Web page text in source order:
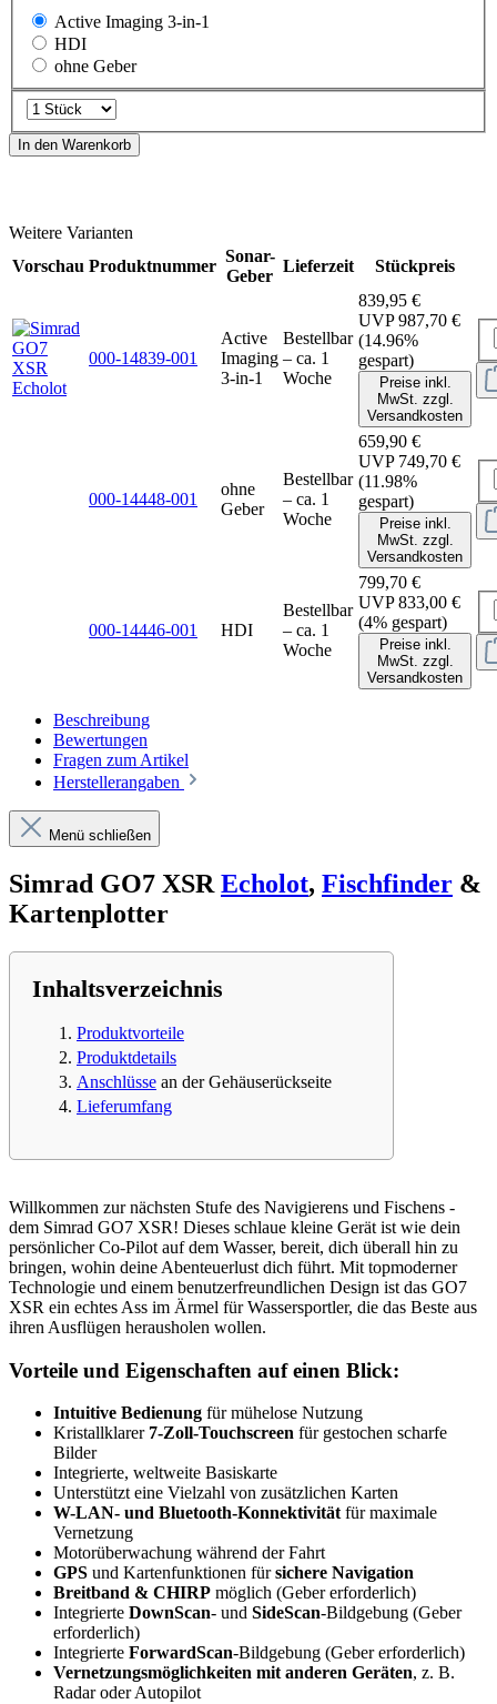
Active Imaging 3-in-1
HDI
ohne Geber
In den Warenkorb
Weitere Varianten
Vorschau Produktnummer
Sonar-
Geber
Lieferzeit Stückpreis
000-14839-001
Active
Imaging
3-in-1
Bestellbar
– ca. 1
Woche
839,95 €
UVP987,70 €
(14.96%
gespart)
Preise inkl.
MwSt. zzgl.
Versandkosten
000-14448-001
ohne
Geber
Bestellbar
– ca. 1
Woche
659,90 €
UVP 749,70 €
(11.98%
gespart)
Preise inkl.
MwSt. zzgl.
Versandkosten
000-14446-001 HDI
Bestellbar
– ca. 1
Woche
799,70 €
UVP833,00 €
(4% gespart)
Preise inkl.
MwSt. zzgl.
Versandkosten
Beschreibung
Bewertungen
Fragen zum Artikel
Herstellerangaben
Menü schließen
Simrad GO7 XSR Echolot, Fischfinder &
Kartenplotter
Inhaltsverzeichnis
Produktvorteile
Produktdetails
Anschlüsse an der Gehäuserückseite
Lieferumfang
Willkommen zur nächsten Stufe des Navigierens und Fischens -
dem Simrad GO7 XSR! Dieses schlaue kleine Gerät ist wie dein
persönlicher Co-Pilot auf dem Wasser, bereit, dich überall hin zu
bringen, wohin deine Abenteuerlust dich führt. Mit topmoderner
Technologie und einem benutzerfreundlichen Design ist das GO7
XSR ein echtes Ass im Ärmel für Wassersportler, die das Beste aus
ihren Ausflügen herausholen wollen.
Vorteile und Eigenschaften auf einen Blick:
Intuitive Bedienung für mühelose Nutzung
Kristallklarer 7-Zoll-Touchscreen für gestochen scharfe
Bilder
Integrierte, weltweite Basiskarte
Unterstützt eine Vielzahl von zusätzlichen Karten
W-LAN- und Bluetooth-Konnektivität für maximale
Vernetzung
Motorüberwachung während der Fahrt
GPS und Kartenfunktionen fürsichere Navigation
Breitband & CHIRP möglich (Geber erforderlich)
Integrierte DownScan- und SideScan-Bildgebung (Geber
erforderlich)
Integrierte ForwardScan-Bildgebung (Geber erforderlich)
Vernetzungsmöglichkeiten mit anderen Geräten, z. B.
Radar oder Autopilot